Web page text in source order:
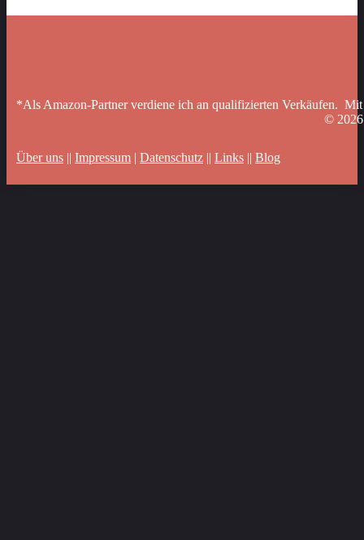
*Als Amazon-Partner verdiene ich an qualifizierten Verkäufen.
©
Über uns || Impressum | Datenschutz || Links || Blog